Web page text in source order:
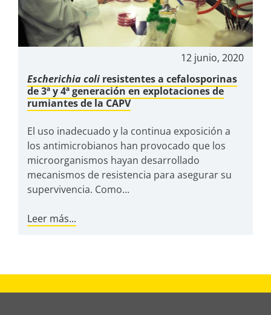
12 junio, 2020
Escherichia coli resistentes a cefalosporinas
de 3ª y 4ª generación en explotaciones de
rumiantes de la CAPV
El uso inadecuado y la continua exposición a
los antimicrobianos han provocado que los
microorganismos hayan desarrollado
mecanismos de resistencia para asegurar su
supervivencia. Como...
Leer más...